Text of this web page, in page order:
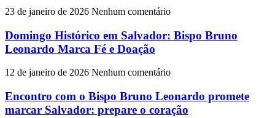
23 de janeiro de 2026 Nenhum comentário
Domingo Histórico em Salvador: Bispo Bruno
Leonardo Marca Fé e Doação
12 de janeiro de 2026 Nenhum comentário
Encontro com o Bispo Bruno Leonardo promete
marcar Salvador: prepare o coração